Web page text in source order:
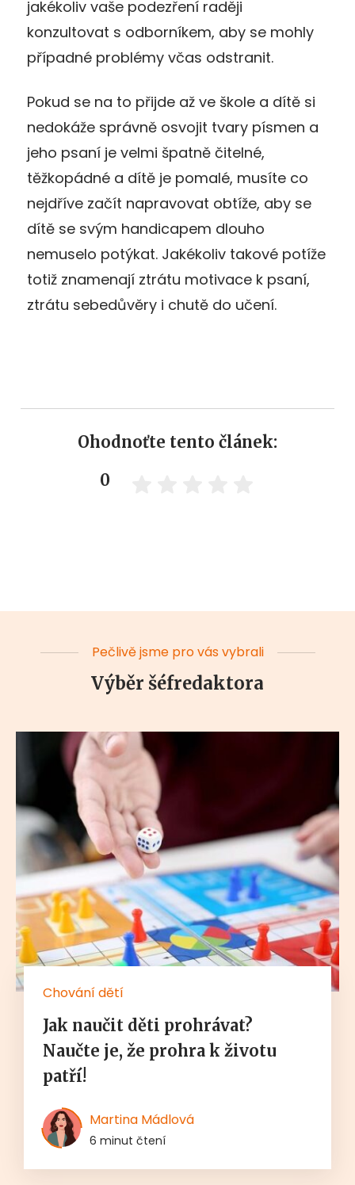
jakékoliv vaše podezření raději
konzultovat s odborníkem, aby se mohly
případné problémy včas odstranit.
Pokud se na to přijde až ve škole a dítě si
nedokáže správně osvojit tvary písmen a
jeho psaní je velmi špatně čitelné,
těžkopádné a dítě je pomalé, musíte co
nejdříve začít napravovat obtíže, aby se
dítě se svým handicapem dlouho
nemuselo potýkat. Jakékoliv takové potíže
totiž znamenají ztrátu motivace k psaní,
ztrátu sebedůvěry i chutě do učení.
Ohodnoťte tento článek:
0
Pečlivě jsme pro vás vybrali
Výběr šéfredaktora
Chování dětí
Jak naučit děti prohrávat?
Naučte je, že prohra k životu
patří!
Martina Mádlová
6 minut čtení